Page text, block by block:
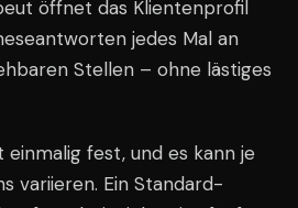
öffnet das Klientenprofil
jedes Mal an
Stellen – ohne lästiges
einmalig fest, und es kann je
variieren. Ein Standard-